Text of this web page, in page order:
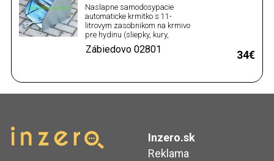
Naslapne samodosypacie
automaticke krmitko s 11-
litrovym zasobnikom na krmivo
pre hydinu (sliepky, kury,
nosnice, brojlere, mladky
kurcata v kurin) Objem
cm Naslap nastaveny priblizne
34€
Zábiedovo 02801
Inzero.sk
Reklama